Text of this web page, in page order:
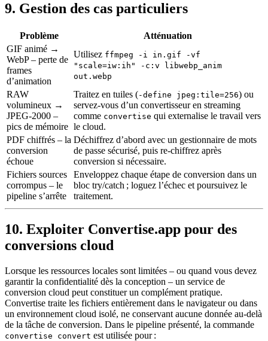
9. Gestion des cas particuliers
Problème
Atténuation
GIF animé →
WebP– perte de
frames
d’animation
Utilisez ffmpeg -i in.gif -vf
"scale=iw:ih" -c:v libwebp_anim
out.webp
RAW
volumineux →
JPEG‑2000 –
pics de mémoire
Traitez en tuiles (-define jpeg:tile=256) ou
servez‑vous d’un convertisseur en streaming
comme convertise qui externalise le travail vers
le cloud.
PDF chiffrés – la
conversion
échoue
Déchiffrez d’abord avec un gestionnaire de mots
de passe sécurisé, puis re‑chiffrez après
conversion si nécessaire.
Fichiers sources
corrompus – le
pipeline s’arrête
Enveloppez chaque étape de conversion dans un
bloc try/catch ; loguez l’échec et poursuivez le
traitement.
10. Exploiter Convertise.app pour des
conversions cloud
Lorsque les ressources locales sont limitées – ou quand vous devez
garantir la confidentialité dès la conception – un service de
conversion cloud peut constituer un complément pratique.
Convertise traite les fichiers entièrement dans le navigateur ou dans
un environnement cloud isolé, ne conservant aucune donnée au‑delà
de la tâche de conversion. Dans le pipeline présenté, la commande
convertise convert est utilisée pour :